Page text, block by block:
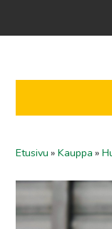
Jälleenmyyjät
Yritys
Yhteydenotto
Etusivu »Kauppa »